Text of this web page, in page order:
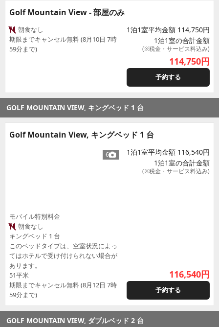
Golf Mountain View - 部屋のみ
朝食なし
期限までキャンセル無料 (8月10日 7時
59分まで)
1泊1室平均金額 114,750円
1泊1室の合計金額
(※税金・サービス料込み)
114,750円
予約する
GOLF MOUNTAIN VIEW, キングベッド 1 台
Golf Mountain View, キングベッド 1 台
6
モバイル特別料金
朝食なし
キングベッド 1 台
このベッドタイプは、空室状況によっ
てはホテルで受け付けられない場合が
あります。
51平米
期限までキャンセル無料 (8月12日 7時
59分まで)
1泊1室平均金額 116,540円
1泊1室の合計金額
(※税金・サービス料込み)
116,540円
予約する
GOLF MOUNTAIN VIEW, ダブルベッド 2 台